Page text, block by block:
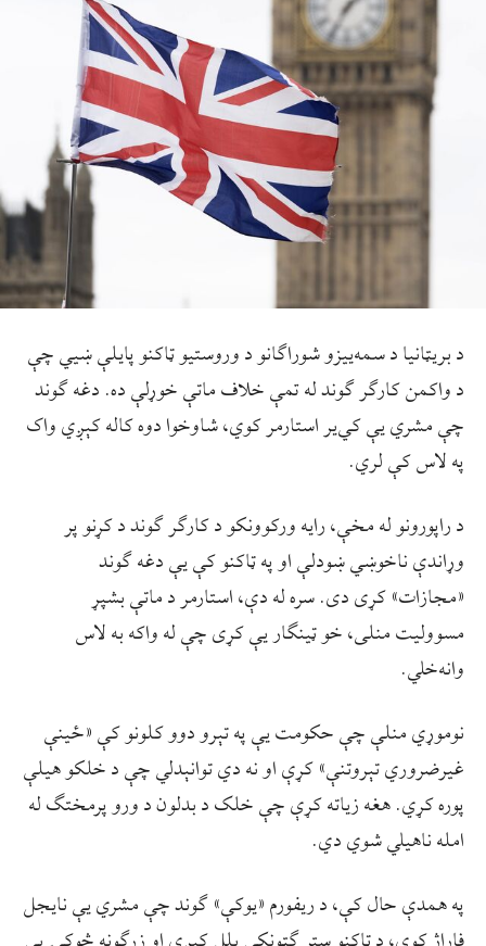
د بریټانیا د سمه‌ییزو شوراګانو د وروستیو ټاکنو پایلې ښيي چې
د واکمن کارګر ګوند له تمې خلاف ماتې خوړلې ده. دغه ګوند
چې مشري یې کي‌یر استارمر کوي، شاوخوا دوه کاله کېږي واک
په لاس کې لري.
د راپورونو له مخې، رایه ورکوونکو د کارګر ګوند د کړنو پر
وړاندې ناخوښي ښودلې او په ټاکنو کې یې دغه ګوند
«مجازات» کړی دی. سره له دې، استارمر د ماتې بشپړ
مسوولیت منلی، خو ټینګار یې کړی چې له واکه به لاس
وانه‌خلي.
نوموړي منلې چې حکومت یې په تېرو دوو کلونو کې «ځینې
غیرضروري تېروتنې» کړې او نه دي توانېدلي چې د خلکو هیلې
پوره کړي. هغه زیاته کړې چې خلک د بدلون د ورو پرمختګ له
امله ناهیلي شوي دي.
په همدې حال کې، د ریفورم «یوکې» ګوند چې مشري یې نایجل